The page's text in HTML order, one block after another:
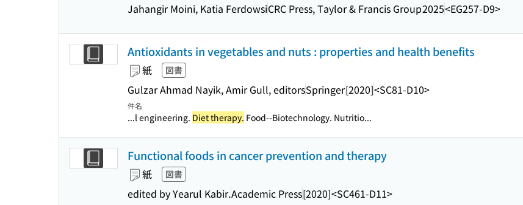
Jahangir Moini, Katia FerdowsiCRC Press, Taylor & Francis Group2025<EG257-D9>
Antioxidants in vegetables and nuts : properties and health benefits
紙 図書
Gulzar Ahmad Nayik, Amir Gull, editorsSpringer[2020]<SC81-D10>
件名
...l engineering. Diet therapy. Food--Biotechnology. Nutritio...
Functional foods in cancer prevention and therapy
紙 図書
edited by Yearul Kabir.Academic Press[2020]<SC461-D11>